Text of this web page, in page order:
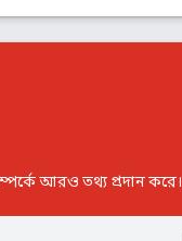
আরও তথ্য প্রদান করে।